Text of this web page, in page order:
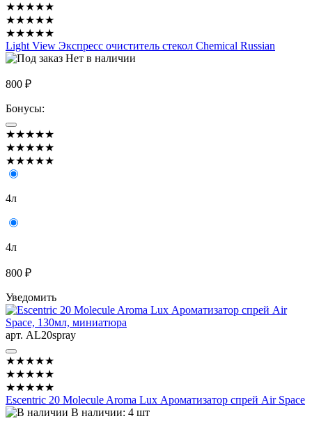
★★★★★
★★★★★
★★★★★
Light View Экспресс очиститель стекол Chemical Russian
Нет в наличии
800 ₽
Бонусы:
★★★★★
★★★★★
★★★★★
4л
4л
800 ₽
Уведомить
арт. AL20spray
★★★★★
★★★★★
★★★★★
Escentric 20 Molecule Aroma Lux Ароматизатор спрей Air Space
В наличии: 4 шт